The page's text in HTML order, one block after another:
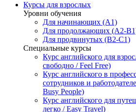
Курсы для взрослых
Уровни обучения
Для начинающих (A1)
Для продолжающих (A2-
Для продвинутых (B2-C1)
Специальные курсы
Курс английского для
свободно / Feel Free)
Курс английского в
сотрудников и
Busy People)
Курс английского для
легко / Easy Travel)